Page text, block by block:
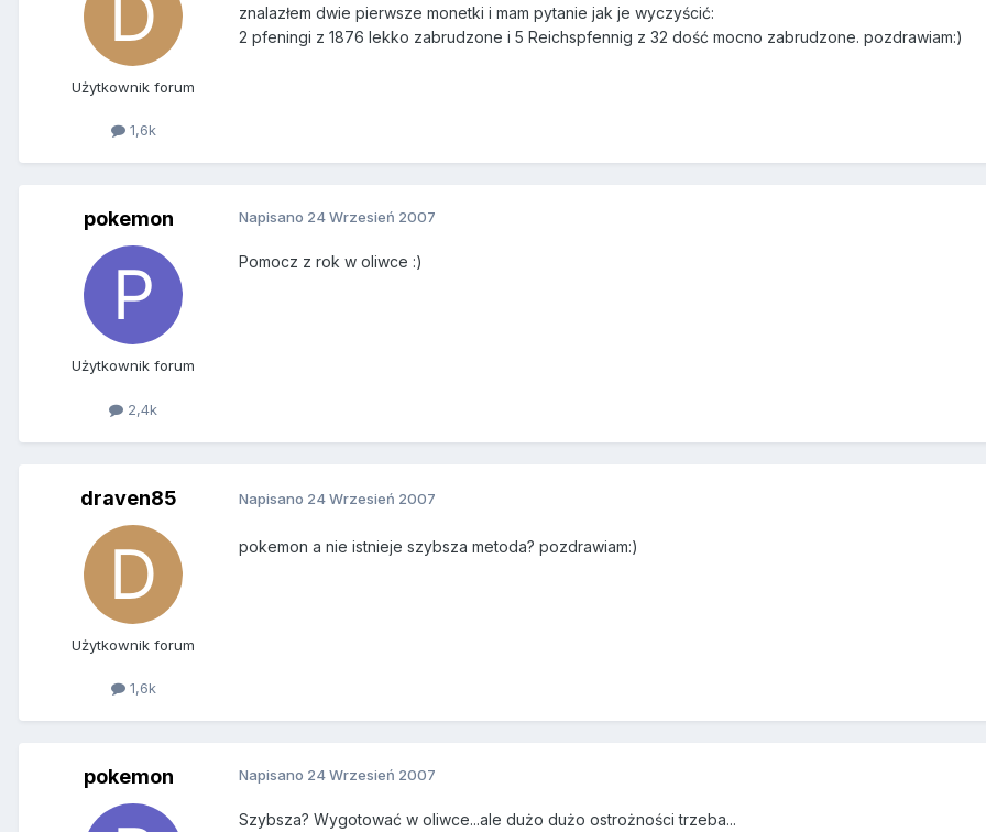
Użytkownik forum
1,6k
znalazłem dwie pierwsze monetki i mam pytanie jak je wyczyścić:
2 pfeningi z 1876 lekko zabrudzone i 5 Reichspfennig z 32 dość mocno zabrudzone. pozdrawiam:)
pokemon
Użytkownik forum
2,4k
Napisano 24 Wrzesień 2007
Pomocz z rok w oliwce :)
draven85
Użytkownik forum
1,6k
Napisano 24 Wrzesień 2007
pokemon a nie istnieje szybsza metoda? pozdrawiam:)
pokemon Napisano 24 Wrzesień 2007
Szybsza? Wygotować w oliwce...ale dużo dużo ostrożności trzeba...